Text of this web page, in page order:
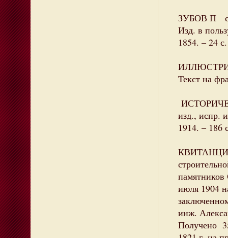
ЗУБОВ П
Изд. в
1854. – 24 с.
Текст на
изд., испр.
1914. – 186
КВИТАНЦИИ
июля 1904
инж.
Получено